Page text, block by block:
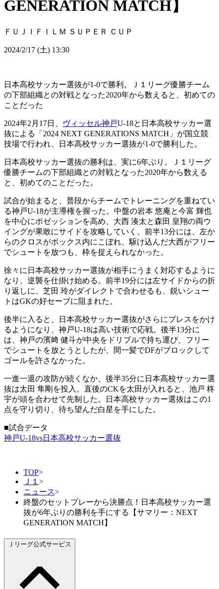
GENERATION MATCH】
ＦＵＪＩＦＩＬＭ ＳＵＰＥＲ ＣＵＰ
2024/2/17 (土) 13:30
日本高校サッカー選抜が1-0で勝利。Ｊ１リーグ優勝チーム
の下部組織との対戦となった2020年から数えると、初めての
ことだった
2024年2月17日、 ヴィッセル神戸U-18と日本高校サッカー選
抜による「2024 NEXT GENERATIONS MATCH」が国立競
技場で行われ、日本高校サッカー選抜が1-0で勝利した。
日本高校サッカー選抜の勝利は、実に6年ぶり。Ｊ１リーグ
優勝チームの下部組織との対戦となった2020年から数える
と、初めてのことだった。
試合が始まると、普段からチームでトレーニングを重ねてい
る神戸U-18が主導権を握った。中盤の岩本 悠庵と今富 輝也
を中心にポゼッションを高め、大西 湊太と森田 皇翔の両ウ
イングが果敢にサイドを攻略していく。前半13分には、左か
らのクロスがボックス内にこぼれ、駆け込んだ大西がフリー
でシュートを放つも、枠を捉えられなかった。
徐々に日本高校サッカー選抜が相手にうまく対応するように
なり、逆襲を仕掛け始める。前半19分には左サイドからの折
り返しに、芝田 玲がダイレクトで合わせるも、鋭いシュー
トはGKの好セーブに阻まれた。
後半に入ると、日本高校サッカー選抜がさらにプレスをかけ
るようになり、神戸U-18は高い技術で応戦。後半13分に
は、神戸の濱﨑 健斗が中央をドリブルで持ち運び、フリー
でシュートを放とうとしたが、間一髪でDFがブロックして
ゴールを許さなかった。
一進一退の攻防が続くなか、後半35分に日本高校サッカー選
抜は太田 隼剛を投入。直後のCKを太田が入れると、池戸 柊
宇が頭を合わせて先制した。日本高校サッカー選抜はこの1
点を守り切り、待ち望んだ白星を手にした。
■試合データ
神戸U-18vs日本高校サッカー選抜
TOP>
Ｊ１ >
ニュース>
終盤のセットプレーから決勝点！日本高校サッカー選
抜が6年ぶりの勝利を手にする【サマリー：NEXT
GENERATION MATCH】
Ｊリーグ公式サービス